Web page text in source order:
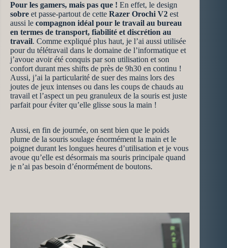
Pour les gamers, mais pas que ! En effet, le design
sobre et passe-partout de cette Razer Orochi V2 est
aussi le compagnon idéal pour le travail au bureau
en termes de transport, fiabilité et discrétion au
travail. Comme expliqué plus haut, je l’ai aussi utilisée
pour du télétravail dans le domaine de l’informatique et
j’avoue avoir été conquis par son utilisation et son
confort durant mes shifts de près de 9h30 en continu !
Aussi, j’ai la particularité de suer des mains lors des
joutes de jeux intenses ou dans les coups de chauds au
travail et l’aspect un peu granuleux de la souris est juste
parfait pour éviter qu’elle glisse sous la main !
Aussi, en fin de journée, on sent bien que le poids
plume de la souris soulage énormément la main et le
poignet durant les longues heures d’utilisation et je vous
avoue qu’elle est désormais ma souris principale quand
je n’ai pas besoin d’énormément de boutons.